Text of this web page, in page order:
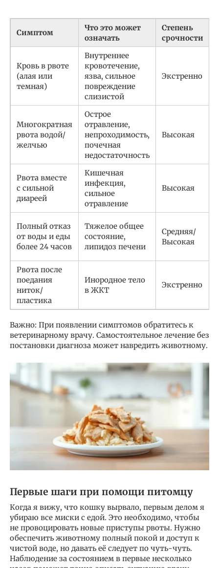
Симптом
Что это может
означать
Степень
срочности
Кровь в рвоте
(алая или
темная)
Внутреннее
кровотечение,
язва, сильное
повреждение
слизистой
Экстренно
Многократная
рвота водой/
желчью
Острое
отравление,
непроходимость,
почечная
недостаточность
Высокая
Рвота вместе
с сильной
диареей
Кишечная
инфекция,
сильное
отравление
Высокая
Полный отказ
от воды и еды
более 24 часов
Тяжелое общее
состояние,
липидоз печени
Средняя/
Высокая
Рвота после
поедания
ниток/
пластика
Инородное тело
в ЖКТ
Экстренно
Важно: При появлении симптомов обратитесь к
ветеринарному врачу. Самостоятельное лечение без
постановки диагноза может навредить животному.
Первые шаги при помощи питомцу
Когда я вижу, что кошку вырвало, первым делом я
убираю все миски с едой. Это необходимо, чтобы
не провоцировать новые приступы рвоты. Нужно
обеспечить животному полный покой и доступ к
чистой воде, но давать её следует по чуть-чуть.
Наблюдение за состоянием в первые несколько